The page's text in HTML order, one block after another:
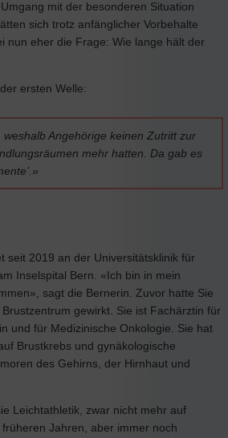
mit der besonderen Situation
sich trotz anfänglicher Vorbehalte
nun eher die Frage: Wie lange hält der
ersten Welle:
Angehörige keinen Zutritt zur
mehr hatten. Da gab es
seit 2019 an der Universitätsklinik für
Inselspital Bern. «Ich bin in mein
sagt die Bernerin. Zuvor hatte Sie
gewirkt. Sie ist Fachärztin für
und für Medizinische Onkologie. Sie hat
Brustkrebs und gynäkologische
des Gehirns, der Hirnhaut und
Leichtathletik, zwar nicht mehr auf
Jahren, aber immer noch